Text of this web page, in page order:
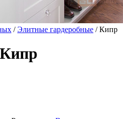
/Элитные гардеробные / Кипр